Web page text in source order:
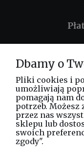
Dbamy o
Pliki cookies i
umożliwiają
pomagają nam
potrzeb.
przez nas
sklepu lub
swoich
zgody".